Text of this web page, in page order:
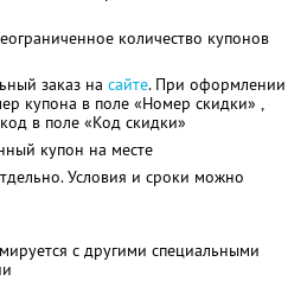
количество купонов
заказ на сайте. При оформлении
купона в поле «Номер скидки» ,
в поле «Код скидки»
купон на месте
Условия и сроки можно
с другими специальными